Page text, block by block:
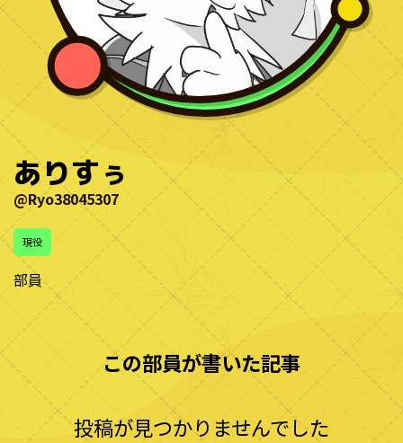
ありすぅ
@Ryo38045307
現役
部員
この部員が書いた記事
投稿が見つかりませんでした